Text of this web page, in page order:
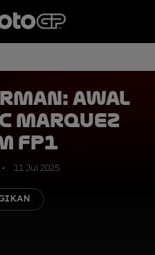
Awal
Marquez
FP1
11 Jul 2025